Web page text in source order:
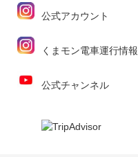
公式アカウント
くまモン電車運行情報
公式チャンネル